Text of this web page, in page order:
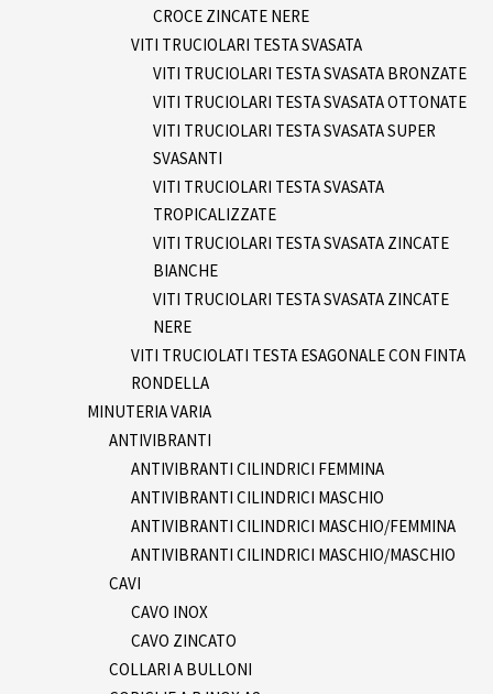
CROCE ZINCATE NERE
VITI TRUCIOLARI TESTA SVASATA
VITI TRUCIOLARI TESTA SVASATA BRONZATE
VITI TRUCIOLARI TESTA SVASATA OTTONATE
VITI TRUCIOLARI TESTA SVASATA SUPER
SVASANTI
VITI TRUCIOLARI TESTA SVASATA
TROPICALIZZATE
VITI TRUCIOLARI TESTA SVASATA ZINCATE
BIANCHE
VITI TRUCIOLARI TESTA SVASATA ZINCATE
NERE
VITI TRUCIOLATI TESTA ESAGONALE CON FINTA
RONDELLA
MINUTERIA VARIA
ANTIVIBRANTI
ANTIVIBRANTI CILINDRICI FEMMINA
ANTIVIBRANTI CILINDRICI MASCHIO
ANTIVIBRANTI CILINDRICI MASCHIO/FEMMINA
ANTIVIBRANTI CILINDRICI MASCHIO/MASCHIO
CAVI
CAVO INOX
CAVO ZINCATO
COLLARI A BULLONI